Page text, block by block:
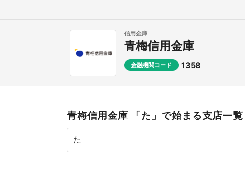
信用金庫
青梅信用金庫
金融機関コード 1358
青梅信用金庫 「た」で始まる支店一覧